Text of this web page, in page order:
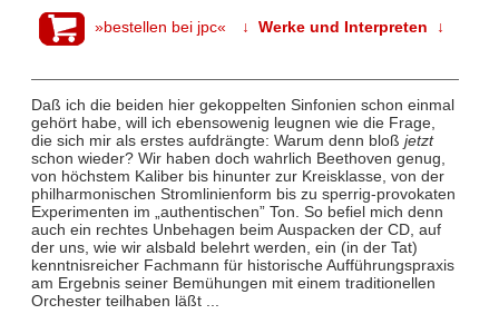
»bestellen bei jpc« ↓ Werke und Interpreten ↓
Daß ich die beiden hier gekoppelten Sinfonien schon einmal
gehört habe, will ich ebensowenig leugnen wie die Frage,
die sich mir als erstes aufdrängte: Warum denn bloß jetzt
schon wieder? Wir haben doch wahrlich Beethoven genug,
von höchstem Kaliber bis hinunter zur Kreisklasse, von der
philharmonischen Stromlinienform bis zu sperrig-provokaten
Experimenten im „authentischen” Ton. So befiel mich denn
auch ein rechtes Unbehagen beim Auspacken der CD, auf
der uns, wie wir alsbald belehrt werden, ein (in der Tat)
kenntnisreicher Fachmann für historische Aufführungspraxis
am Ergebnis seiner Bemühungen mit einem traditionellen
Orchester teilhaben läßt ...